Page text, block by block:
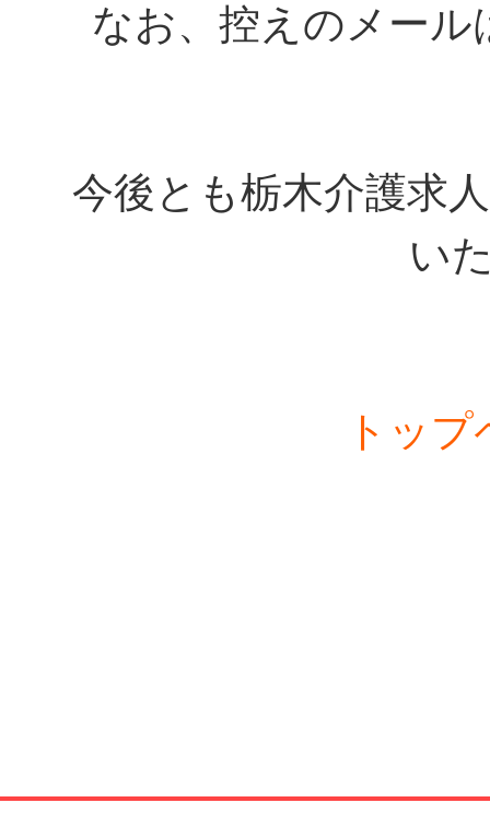
なお、控えのメー
今後とも栃木介護求
い
トッ